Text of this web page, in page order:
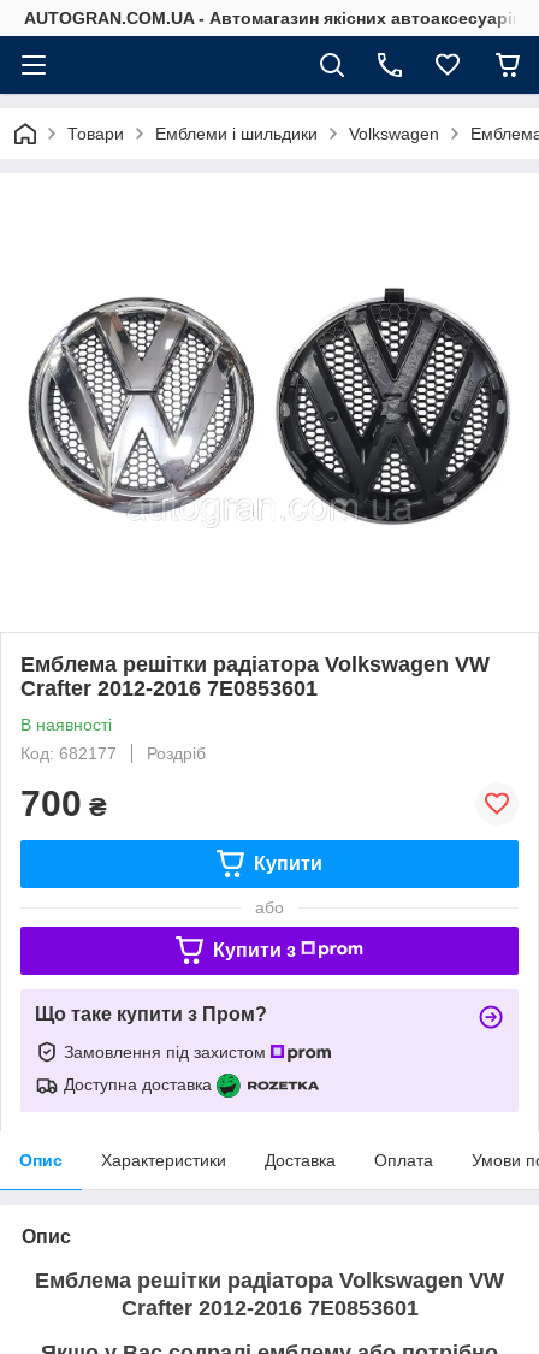
AUTOGRAN.COM.UA - Автомагазин якісних автоаксесуарів
Товари Емблеми і шильдики Volkswagen
Емблема решітки радіатора Volkswagen VW
Crafter 2012-2016 7E0853601
В наявності
Код: 682177
Роздріб
700 ₴
Купити
або
Купити з
Що таке купити з Пром?
Замовлення під захистом
Доступна доставка
Опис Характеристики Доставка Оплата Умови
Опис
Емблема решітки радіатора Volkswagen VW
Crafter 2012-2016 7E0853601